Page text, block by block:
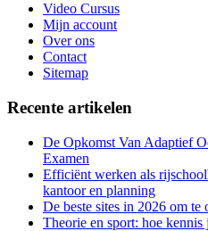
Video Cursus
Mijn account
Over ons
Contact
Sitemap
Recente artikelen
De Opkomst Van Adaptief
Examen
Efficiënt werken als
kantoor en planning
De beste sites in 2026 om te
Theorie en sport: hoe kennis